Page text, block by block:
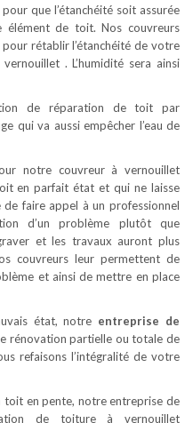
que l’étanchéité soit assurée
élément de toit. Nos couvreurs
pour rétablir l’étanchéité de votre
. L’humidité sera ainsi
de réparation de toit par
qui va aussi empêcher l’eau de
notre couvreur à vernouillet
en parfait état et qui ne laisse
de faire appel à un professionnel
d’un problème plutôt que
et les travaux auront plus
couvreurs leur permettent de
et ainsi de mettre en place
état, notre entreprise de
rénovation partielle ou totale de
refaisons l’intégralité de votre
toit en pente, notre entreprise de
de toiture à vernouillet